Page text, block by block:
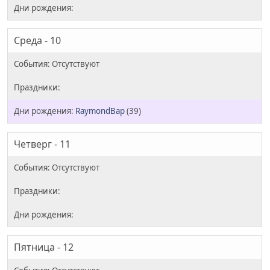
Среда - 10
RaymondBap(39)
Четверг - 11
Пятница - 12